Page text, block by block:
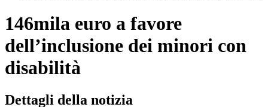
146mila euro a favore
dell’inclusione dei minori con
disabilità
Dettagli della notizia